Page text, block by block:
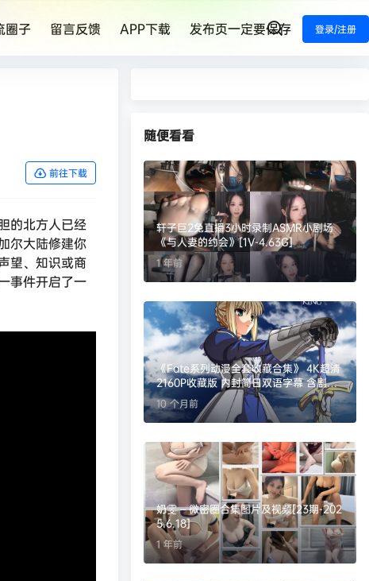
登录/注册
圈子 留言反馈 APP下载 发布页一定要保存
前往下载
的北方人已经
尔大陆修建你
望、知识或商
事件开启了一
随便看看
轩子巨2兔直播3小时录制ASMR小剧场
《与人妻的约会》[1V-4.63G]
1 年前
《Fate系列动漫全套收藏合集》 4K超清
2160P收藏版 内封简日双语字幕 含剧场
版OVA等短片 【553.4G】
10 个月前
奶雯 – 微密圈合集图片及视频[23期-202
5.6.18]
1 年前